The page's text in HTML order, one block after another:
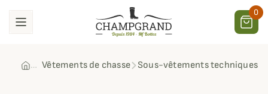
0
Vêtements de chasse Sous-vêtements techniques